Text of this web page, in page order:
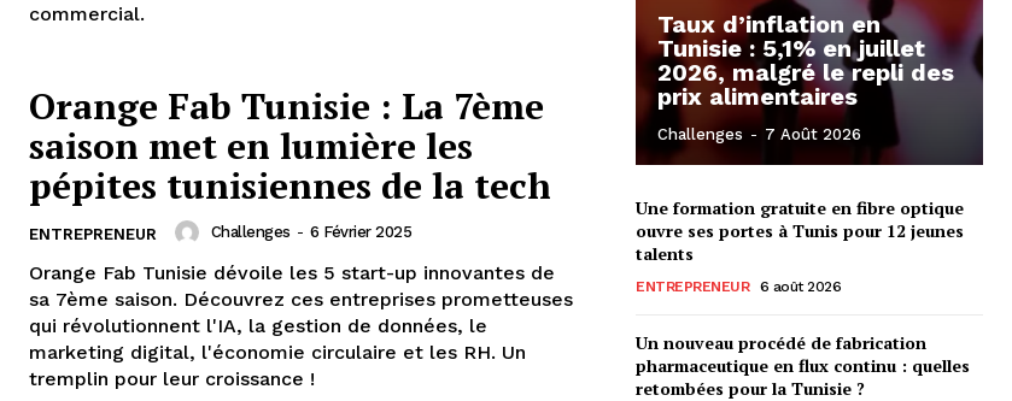
commercial.
Orange Fab Tunisie : La 7ème
saison met en lumière les
pépites tunisiennes de la tech
ENTREPRENEUR Challenges - 6 Février 2025
Orange Fab Tunisie dévoile les 5 start-up innovantes de
sa 7ème saison. Découvrez ces entreprises prometteuses
qui révolutionnent l'IA, la gestion de données, le
marketing digital, l'économie circulaire et les RH. Un
tremplin pour leur croissance !
Taux d’inflation en
Tunisie : 5,1% en juillet
2026, malgré le repli des
prix alimentaires
Challenges - 7 Août 2026
Une formation gratuite en fibre optique
ouvre ses portes à Tunis pour 12 jeunes
talents
ENTREPRENEUR 6 août 2026
Un nouveau procédé de fabrication
pharmaceutique en flux continu : quelles
retombées pour la Tunisie ?